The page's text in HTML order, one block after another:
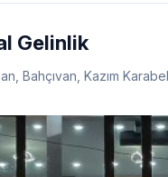
Gelinlik
Bahçıvan, Kazım